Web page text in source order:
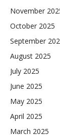
November
October 2025
September
August 2025
July 2025
June 2025
May 2025
April 2025
March 2025